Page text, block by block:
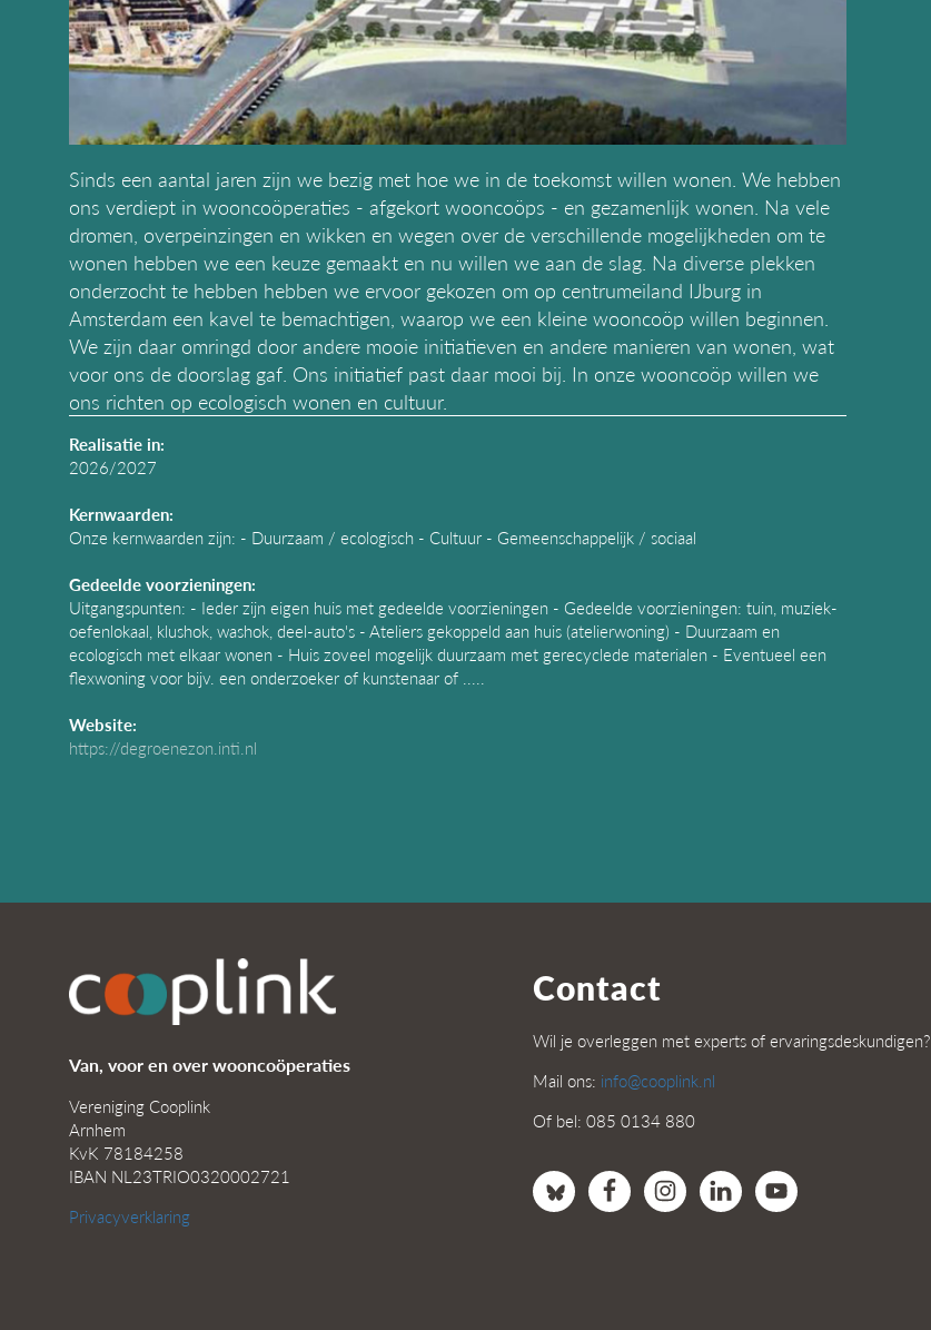
Sinds een aantal jaren zijn we bezig met hoe we in de toekomst willen wonen. We hebben
ons verdiept in wooncoöperaties - afgekort wooncoöps - en gezamenlijk wonen. Na vele
dromen, overpeinzingen en wikken en wegen over de verschillende mogelijkheden om te
wonen hebben we een keuze gemaakt en nu willen we aan de slag. Na diverse plekken
onderzocht te hebben hebben we ervoor gekozen om op centrumeiland IJburg in
Amsterdam een kavel te bemachtigen, waarop we een kleine wooncoöp willen beginnen.
We zijn daar omringd door andere mooie initiatieven en andere manieren van wonen, wat
voor ons de doorslag gaf. Ons initiatief past daar mooi bij. In onze wooncoöp willen we
ons richten op ecologisch wonen en cultuur.
Realisatie in:
2026/2027
Kernwaarden:
Onze kernwaarden zijn: - Duurzaam / ecologisch - Cultuur - Gemeenschappelijk / sociaal
Gedeelde voorzieningen:
Uitgangspunten: - Ieder zijn eigen huis met gedeelde voorzieningen - Gedeelde voorzieningen: tuin, muziek-
oefenlokaal, klushok, washok, deel-auto's - Ateliers gekoppeld aan huis (atelierwoning) - Duurzaam en
ecologisch met elkaar wonen - Huis zoveel mogelijk duurzaam met gerecyclede materialen - Eventueel een
flexwoning voor bijv. een onderzoeker of kunstenaar of .....
Website:
https://degroenezon.inti.nl
Van, voor en over wooncoöperaties
Vereniging Cooplink
Arnhem
KvK 78184258
IBAN NL23TRIO0320002721
Privacyverklaring
Contact
Wil je overleggen met experts of ervaringsdeskundigen?
Mail ons: info@cooplink.nl
Of bel: 085 0134 880